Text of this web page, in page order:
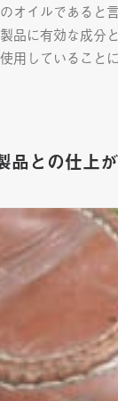
オイルであると
品に有効な成分
用していること
品との仕上